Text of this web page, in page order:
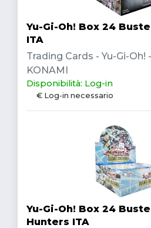
Yu-Gi-Oh! Box 24
ITA
Trading Cards - Yu-Gi-Oh!
KONAMI
Disponibilità: Log-in
€ Log-in necessario
Yu-Gi-Oh! Box 24
Hunters ITA